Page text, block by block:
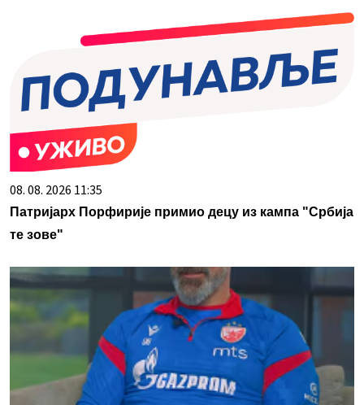
08. 08. 2026 11:35
Патријарх Порфирије примио децу из кампа "Србија
те зове"